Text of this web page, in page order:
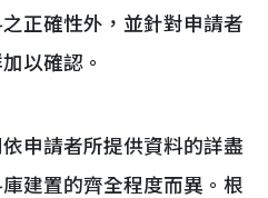
正確性外，並針對申請者
以確認。
請者所提供資料的詳盡
建置的齊全程度而異。根